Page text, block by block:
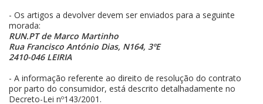
- Os artigos a devolver devem ser enviados para a seguinte
morada:
RUN.PT de Marco Martinho
Rua Francisco António Dias, N164, 3ºE
2410-046 LEIRIA
- A informação referente ao direito de resolução do contrato
por parto do consumidor, está descrito detalhadamente no
Decreto-Lei nº143/2001.